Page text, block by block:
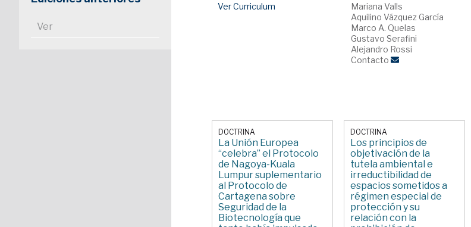
Ver
Ver Curriculum
Mariana Valls
Aquilino Vázquez García
Marco A. Quelas
Gustavo Serafini
Alejandro Rossi
Contacto
DOCTRINA
La Unión Europea
“celebra” el Protocolo
de Nagoya-Kuala
Lumpur suplementario
al Protocolo de
Cartagena sobre
Seguridad de la
Biotecnología que
DOCTRINA
Los principios de
objetivación de la
tutela ambiental e
irreductibilidad de
espacios sometidos a
régimen especial de
protección y su
relación con la